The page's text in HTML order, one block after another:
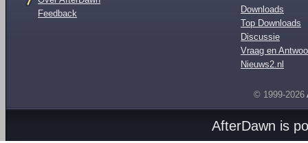
Feedback
Downloads
Top Downloads
Discussie
Vraag en
Nieuws2.nl
© 1999-2026
AfterDawn is